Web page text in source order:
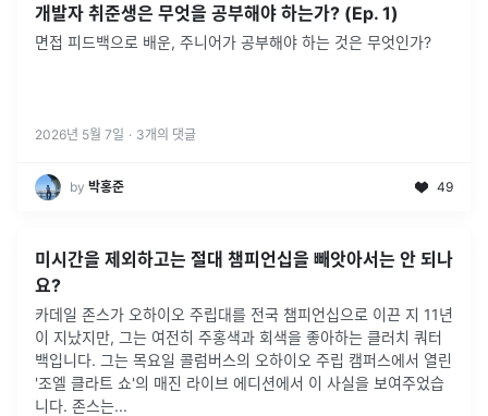
개발자 취준생은 무엇을 공부해야 하는가? (Ep. 1)
면접 피드백으로 배운, 주니어가 공부해야 하는 것은 무엇인가?
2026년 5월 7일 · 3개의 댓글
by 박홍준 49
미시간을 제외하고는 절대 챔피언십을 빼앗아서는 안 되나
요?
카데일 존스가 오하이오 주립대를 전국 챔피언십으로 이끈 지 11년
이 지났지만, 그는 여전히 주홍색과 회색을 좋아하는 클러치 쿼터
백입니다. 그는 목요일 콜럼버스의 오하이오 주립 캠퍼스에서 열린
'조엘 클라트 쇼'의 매진 라이브 에디션에서 이 사실을 보여주었습
니다. 존스는...